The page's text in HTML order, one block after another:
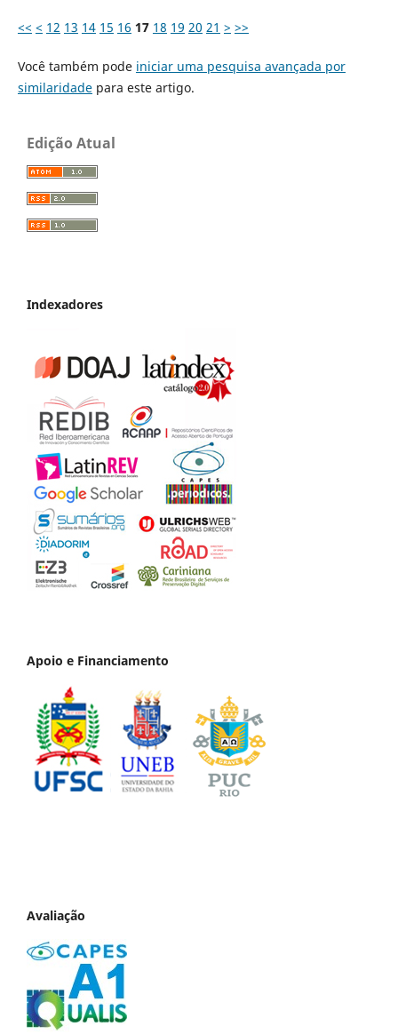
<< < 12 13 14 15 16 17 18 19 20 21 > >>
Você também pode iniciar uma pesquisa avançada por
similaridadepara este artigo.
Edição Atual
Indexadores
Apoio e Financiamento
Avaliação